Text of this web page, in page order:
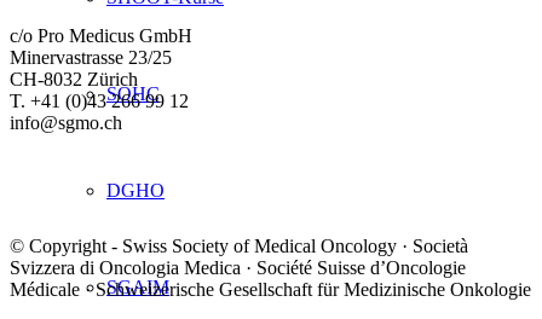
SOHC
DGHO
SGAIM
c/o Pro Medicus GmbH
Minervastrasse 23/25
CH-8032 Zürich
T. +41 (0)43 266 99 12
info@sgmo.ch
© Copyright - Swiss Society of Medical Oncology · Società
Svizzera di Oncologia Medica · Société Suisse d’Oncologie
Médicale · Schweizerische Gesellschaft für Medizinische Onkologie